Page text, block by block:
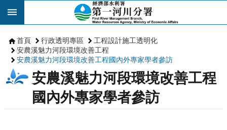
跳到主要內容區塊
首頁 行政透明專區
工程設計施工透明化
安農溪魅力河段環境改善工程
安農溪魅力河段環境改善工程國內外專家學者參訪
安農溪魅力河段環境改善工程
國內外專家學者參訪